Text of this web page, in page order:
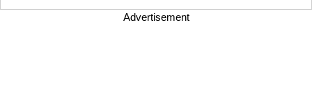
Advertisement